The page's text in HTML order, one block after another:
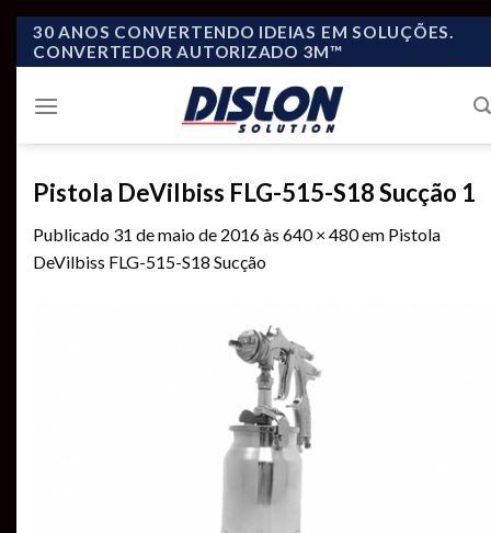
Skip
30 ANOS CONVERTENDO IDEIAS EM SOLUÇÕES.
CONVERTEDOR AUTORIZADO 3M™
Pistola DeVilbiss FLG-515-S18 Sucção 1
Publicado 31 de maio de 2016às 640 × 480em Pistola
DeVilbiss FLG-515-S18 Sucção